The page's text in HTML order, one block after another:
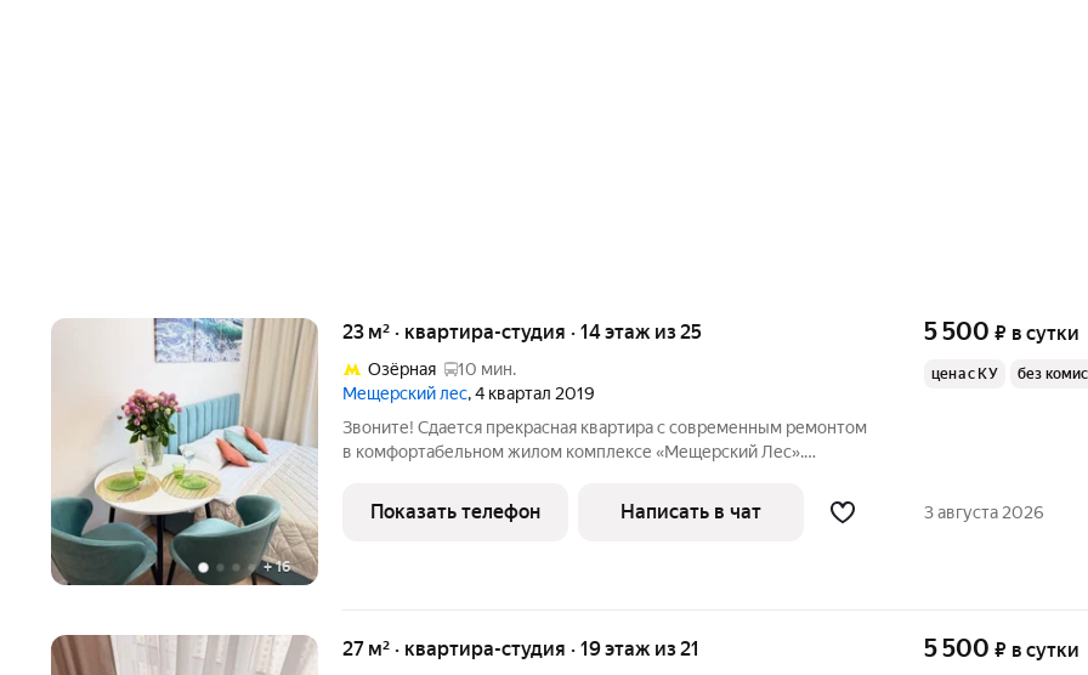
+16
23 м² · квартира-студия · 14 этаж из 25
Озёрная
10 мин.
Мещерский лес, 4 квартал 2019
Звоните! Сдается прекрасная квартира с современным ремонтом
в комфортабельном жилом комплексе «Мещерский Лес».
находится в шаговой доступности (6 минут пешком). Отличный
вариант для того, чтобы
5 500 ₽ в сутки
цена с КУ без
Показать телефон Написать в чат 3 августа 2026
27 м² · квартира-студия · 19 этаж из 21 5 500 ₽ в сутки